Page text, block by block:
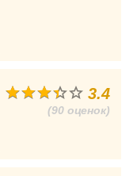
3.4
(90 оценок)